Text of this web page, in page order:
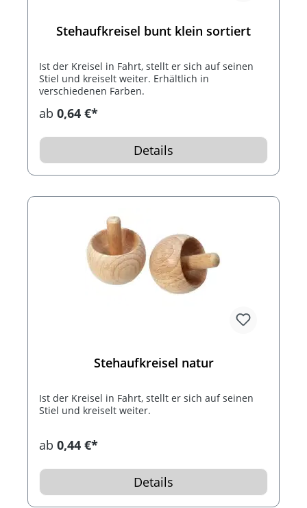
Stehaufkreisel bunt klein sortiert
Ist der Kreisel in Fahrt, stellt er sich auf seinen
Stiel und kreiselt weiter. Erhältlich in
verschiedenen Farben.
ab 0,64 €*
Details
Stehaufkreisel natur
Ist der Kreisel in Fahrt, stellt er sich auf seinen
Stiel und kreiselt weiter.
ab 0,44 €*
Details